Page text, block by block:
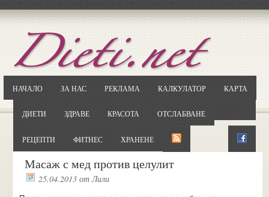
НАЧАЛО ЗА НАС РЕКЛАМА КАЛКУЛАТОР КАРТА
ДИЕТИ ЗДРАВЕ КРАСОТА ОТСЛАБВАНЕ
РЕЦЕПТИ ФИТНЕС ХРАНЕНЕ
Масаж с мед против целулит
25.04.2013 отЛили
ОтворетеGoogle.bg
Потърсете "Cloxy"
Кликнете на първия резултат
... и я въведете в полето: